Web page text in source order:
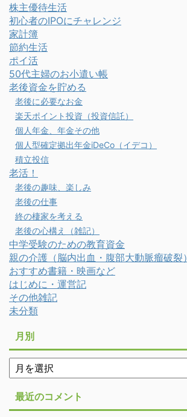
株主優待生活
初心者のIPOにチャレンジ
家計簿
節約生活
ポイ活
50代主婦のお小遣い帳
老後資金を貯める
老後に必要なお金
楽天ポイント投資（投資信託）
個人年金、年金その他
個人型確定拠出年金iDeCo（イデコ）
積立投信
老活！
老後の趣味、楽しみ
老後の仕事
終の棲家を考える
老後の心構え（雑記）
中学受験のための教育資金
親の介護（脳内出血・腹部大動脈瘤破裂）
おすすめ書籍・映画など
はじめに・運営記
その他雑記
未分類
月別
月
別
最近のコメント